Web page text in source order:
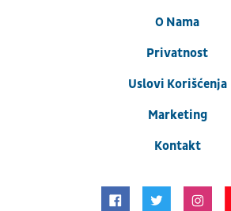
O Nama
Privatnost
Uslovi Korišćenja
Marketing
Kontakt